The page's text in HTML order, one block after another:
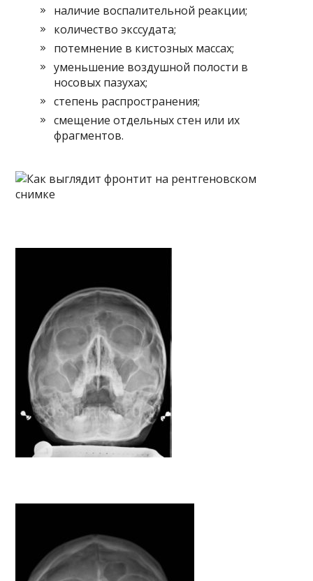
наличие воспалительной реакции;
количество экссудата;
потемнение в кистозных массах;
уменьшение воздушной полости в
носовых пазухах;
степень распространения;
смещение отдельных стен или их
фрагментов.